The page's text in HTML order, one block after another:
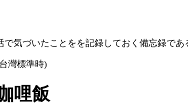
気づいたことをを記録しておく備忘録であ
灣標準時)
哩飯